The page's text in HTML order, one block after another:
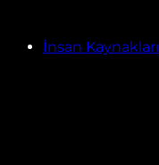
İnsan Kaynakları